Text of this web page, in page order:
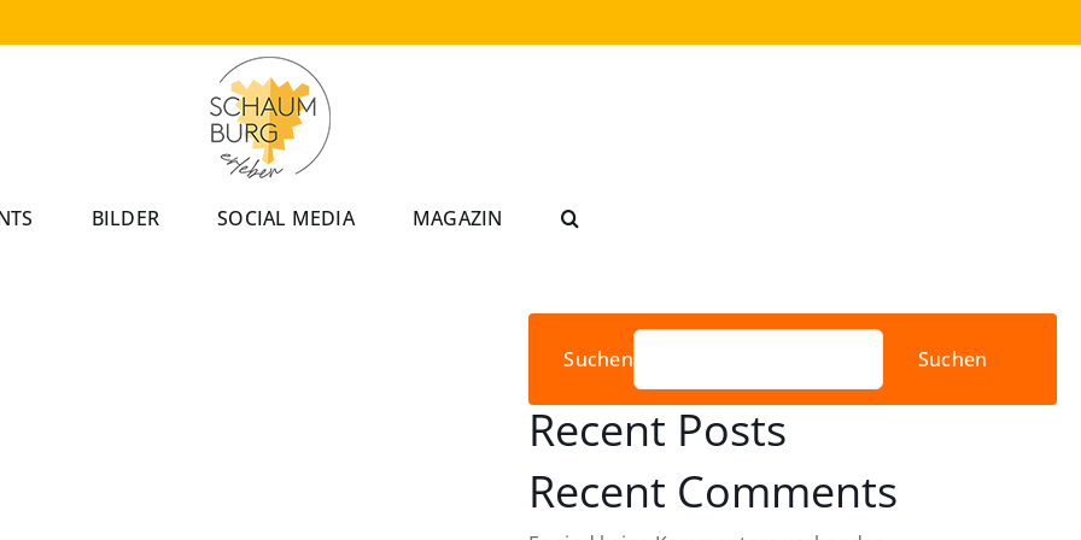
BILDER SOCIAL MEDIA MAGAZIN
Suchen Suchen
Recent Posts
Recent Comments